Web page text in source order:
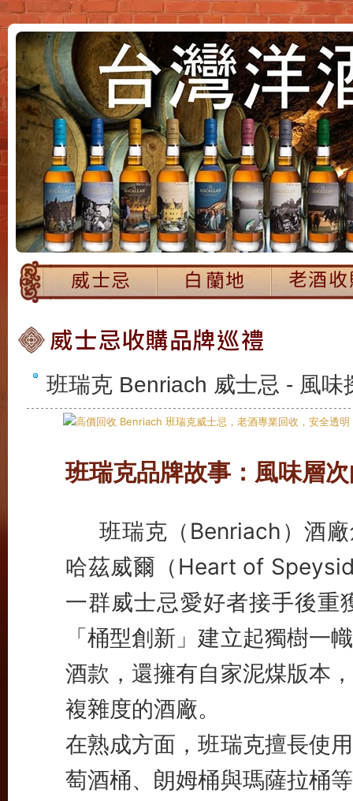
班瑞克 Benriach 威士忌 - 風
班瑞克品牌故事：風味層
班瑞克（Benriach）酒
哈茲威爾（Heart of
一群威士忌愛好者接手後重
「桶型創新」建立起獨樹一
酒款，還擁有自家泥煤版本
複雜度的酒廠。
在熟成方面，班瑞克擅長使
萄酒桶、朗姆桶與瑪薩拉桶